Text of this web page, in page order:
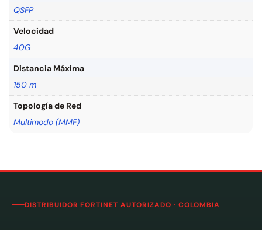
QSFP
Velocidad
40G
Distancia Máxima
150 m
Topología de Red
Multimodo (MMF)
DISTRIBUIDOR FORTINET AUTORIZADO · COLOMBIA